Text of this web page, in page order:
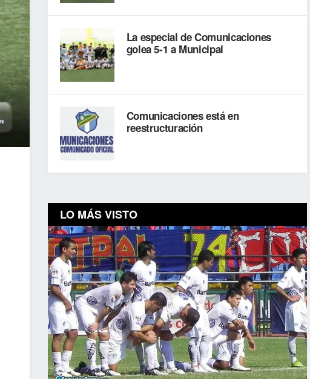
La especial de Comunicaciones
golea 5-1 a Municipal
Comunicaciones está en
reestructuración
LO MÁS VISTO